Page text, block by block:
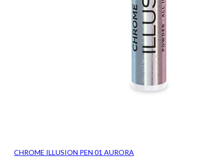
CHROME ILLUSION PEN 01 AURORA